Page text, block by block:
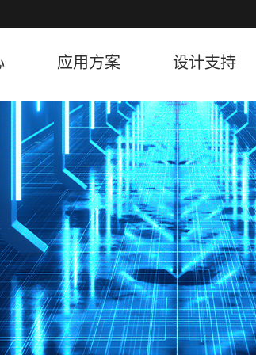
应用方案 设计支持